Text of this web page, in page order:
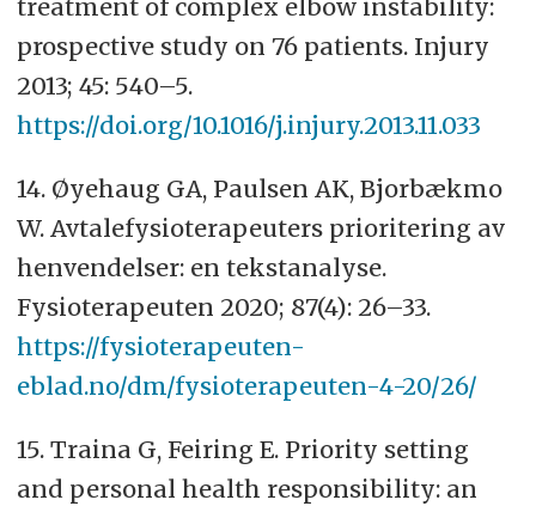
treatment of complex elbow instability:
prospective study on 76 patients. Injury
2013; 45: 540–5.
https://doi.org/10.1016/j.injury.2013.11.033
14. Øyehaug GA, Paulsen AK, Bjorbækmo
W. Avtalefysioterapeuters prioritering av
henvendelser: en tekstanalyse.
Fysioterapeuten 2020; 87(4): 26–33.
https://fysioterapeuten-
eblad.no/dm/fysioterapeuten-4-20/26/
15. Traina G, Feiring E. Priority setting
and personal health responsibility: an